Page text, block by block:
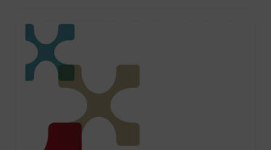
Impressum
Maltische für Kinder